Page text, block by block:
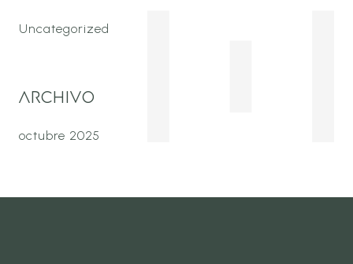
Uncategorized
ARCHIVO
octubre 2025